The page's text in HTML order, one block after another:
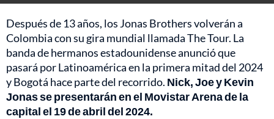
Después de 13 años, los Jonas Brothers volverán a
Colombia con su gira mundial llamada The Tour. La
banda de hermanos estadounidense anunció que
pasará por Latinoamérica en la primera mitad del 2024
y Bogotá hace parte del recorrido. Nick, Joe y Kevin
Jonas se presentarán en el Movistar Arena de la
capital el 19 de abril del 2024.